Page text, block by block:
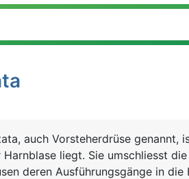
auch Vorsteherdrüse genannt,
Harnblase liegt. Sie umschliesst
deren Ausführungsgänge in